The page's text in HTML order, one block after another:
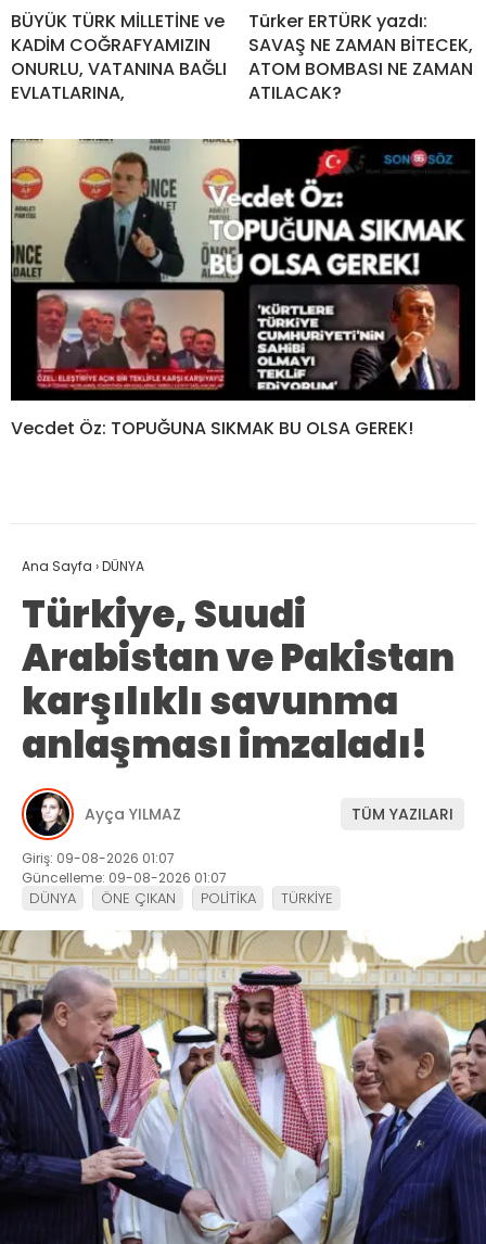
BÜYÜK TÜRK MİLLETİNE ve
KADİM COĞRAFYAMIZIN
ONURLU, VATANINA BAĞLI
EVLATLARINA,
Türker ERTÜRK yazdı:
SAVAŞ NE ZAMAN BİTECEK,
ATOM BOMBASI NE ZAMAN
ATILACAK?
Vecdet Öz: TOPUĞUNA SIKMAK BU OLSA GEREK!
Ana Sayfa ›DÜNYA
Türkiye, Suudi
Arabistan ve Pakistan
karşılıklı savunma
anlaşması imzaladı!
Ayça YILMAZ TÜM YAZILARI
Giriş: 09-08-2026 01:07
Güncelleme: 09-08-2026 01:07
DÜNYA ÖNE ÇIKAN POLİTİKA TÜRKİYE